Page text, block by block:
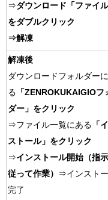
⇒ダウンロード「ファイル
をダブルクリック
⇒解凍
解凍後
ダウンロードフォルダー
る 「ZENROKUKAIGIOフ
ダー」をクリック
⇒ファイル一覧にある 「
ストール」をクリック
⇒インストール開始（指
従って作業）
⇒インスト
完了